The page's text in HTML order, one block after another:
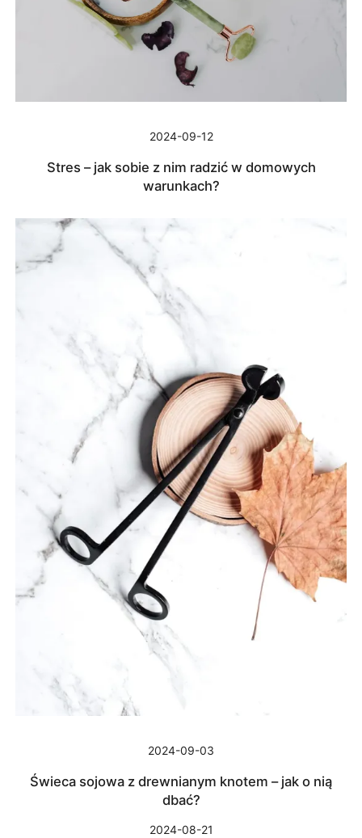
2024-09-12
Stres – jak sobie z nim radzić w domowych
warunkach?
2024-09-03
Świeca sojowa z drewnianym knotem – jak o nią
dbać?
2024-08-21